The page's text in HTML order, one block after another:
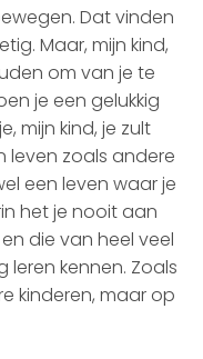
Dat vinden
Maar, mijn kind,
om van je te
je een gelukkig
mijn kind, je zult
leven zoals andere
een leven waar je
het je nooit aan
die van heel veel
leren kennen. Zoals
kinderen, maar op